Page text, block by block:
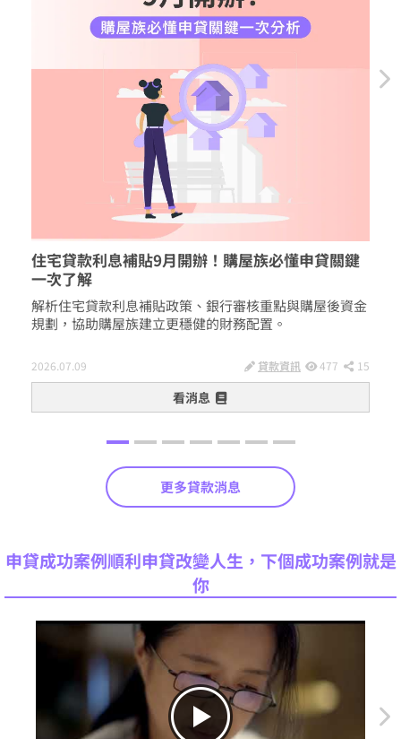
住宅貸款利息補貼9月開辦！購屋族必懂申貸關鍵
一次了解
解析住宅貸款利息補貼政策、銀行審核重點與購屋後資金
規劃，協助購屋族建立更穩健的財務配置。
2026.07.09 貸款資訊 477 15
看消息
更多貸款消息
申貸成功案例順利申貸改變人生，下個成功案例就是
你